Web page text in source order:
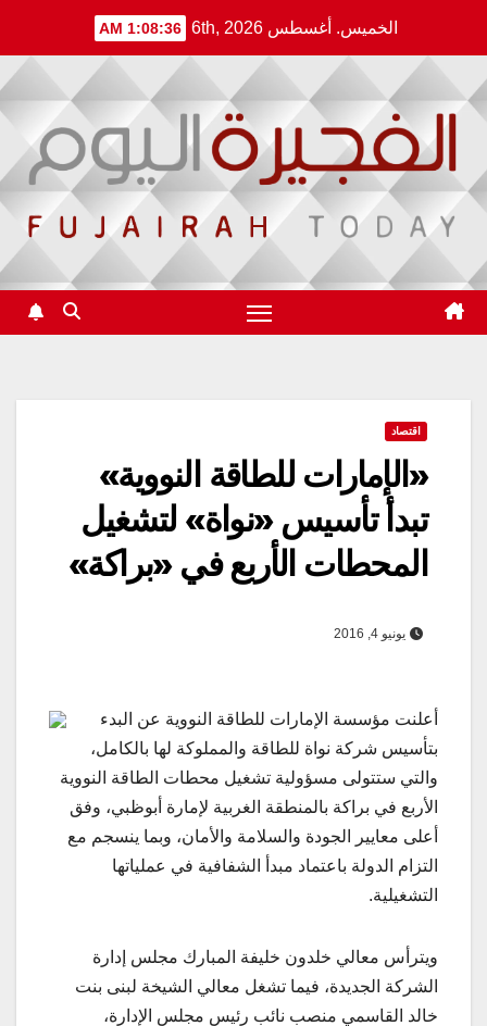
content
الخميس. أغسطس 6th, 2026 1:08:36 AM
اقتصاد
«الإمارات للطاقة النووية»
تبدأ تأسيس «نواة» لتشغيل
المحطات الأربع في «براكة»
يونيو 4, 2016
أعلنت مؤسسة الإمارات للطاقة النووية عن البدء
بتأسيس شركة نواة للطاقة والمملوكة لها بالكامل،
والتي ستتولى مسؤولية تشغيل محطات الطاقة النووية
الأربع في براكة بالمنطقة الغربية لإمارة أبوظبي، وفق
أعلى معايير الجودة والسلامة والأمان، وبما ينسجم مع
التزام الدولة باعتماد مبدأ الشفافية في عملياتها
التشغيلية.
ويترأس معالي خلدون خليفة المبارك مجلس إدارة
الشركة الجديدة، فيما تشغل معالي الشيخة لبنى بنت
خالد القاسمي منصب نائب رئيس مجلس الإدارة،